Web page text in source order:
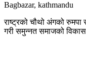
Bagbazar, kathmandu
राष्ट्रको चौथो अंगको रुमपा
गरी समुन्नत समाजको विकास